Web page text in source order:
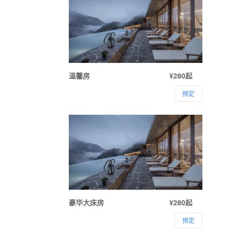
温馨房 ¥280起
预定
豪华大床房 ¥280起
预定